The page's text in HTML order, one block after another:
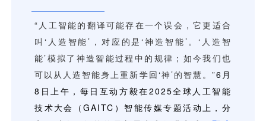
一键认证
营销数盘
人口数盘
银行数字化
智能风控
科技公益
加入我们